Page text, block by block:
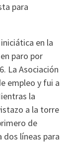
para
en la
paro por
La Asociación
empleo y fui a
la
a la torre
de
líneas para